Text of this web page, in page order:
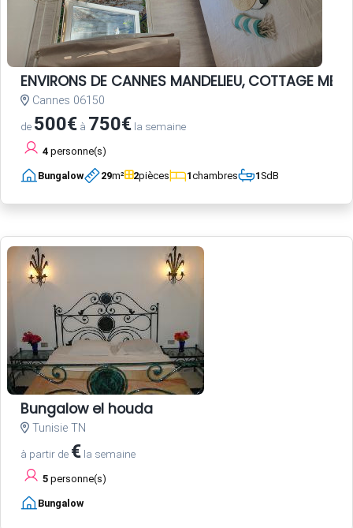
ENVIRONS DE CANNES MANDELIEU, COTTAGE
Cannes 06150
de 500€ à 750€ la semaine
4 personne(s)
Bungalow 29m² 2pièces 1chambres 1SdB
Bungalow el houda
Tunisie TN
à partir de € la semaine
5 personne(s)
Bungalow